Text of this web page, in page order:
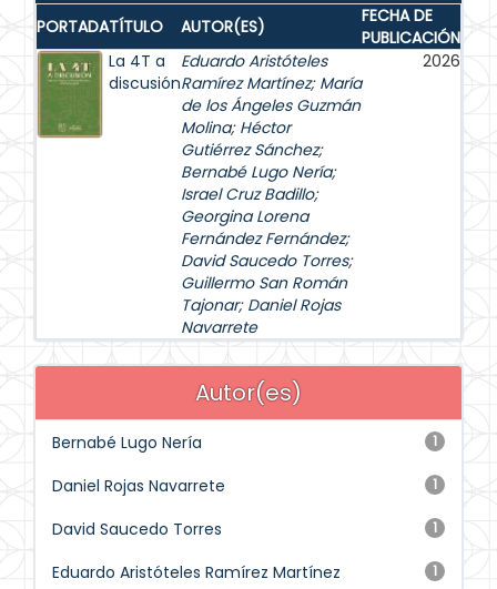
PORTADATÍTULO AUTOR(ES)
FECHA DE
PUBLICACIÓN
La 4T a
discusión
Eduardo Aristóteles
Ramírez Martínez; María
de los Ángeles Guzmán
Molina; Héctor
Gutiérrez Sánchez;
Bernabé Lugo Nería;
Israel Cruz Badillo;
Georgina Lorena
Fernández Fernández;
David Saucedo Torres;
Guillermo San Román
Tajonar; Daniel Rojas
Navarrete
2026
Autor(es)
1
Bernabé Lugo Nería
1
Daniel Rojas Navarrete
1
David Saucedo Torres
1
Eduardo Aristóteles Ramírez Martínez